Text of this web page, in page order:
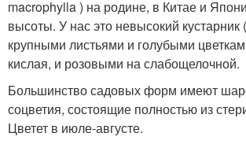
macrophylla ) на родине, в Китае и
высоты. У нас это невысокий кустарник
крупными листьями и голубыми
кислая, и розовыми на слабощелочной.
Большинство садовых форм имеют
соцветия, состоящие полностью из
Цветет в июле-августе.